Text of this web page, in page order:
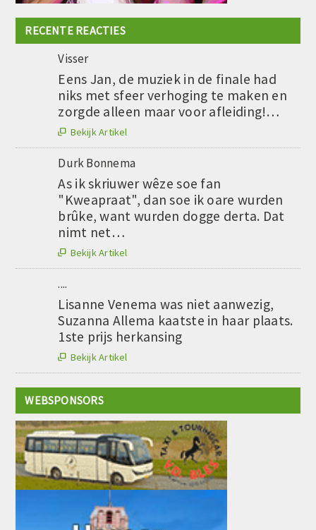
RECENTE REACTIES
Visser
Eens Jan, de muziek in de finale had
niks met sfeer verhoging te maken en
zorgde alleen maar voor afleiding!…
 Bekijk Artikel
Durk Bonnema
As ik skriuwer wêze soe fan
"Kweapraat", dan soe ik oare wurden
brûke, want wurden dogge derta. Dat
nimt net…
 Bekijk Artikel
....
Lisanne Venema was niet aanwezig,
Suzanna Allema kaatste in haar plaats.
1ste prijs herkansing
 Bekijk Artikel
WEBSPONSORS